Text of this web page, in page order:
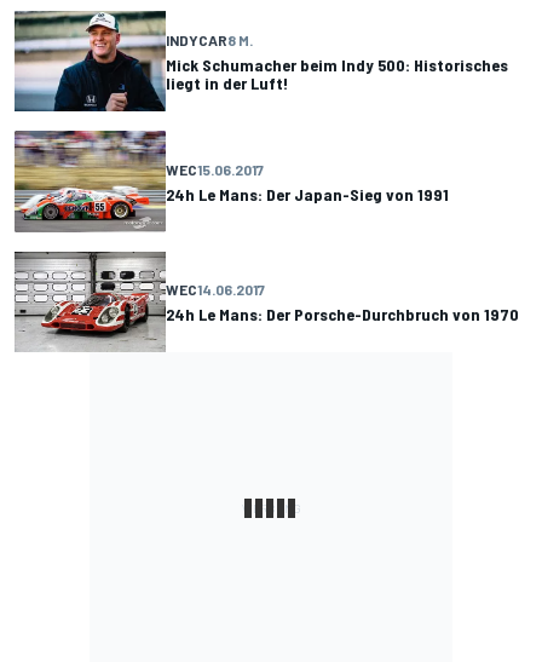
INDYCAR8 M.
Mick Schumacher beim Indy 500: Historisches
liegt in der Luft!
WEC15.06.2017
24h Le Mans: Der Japan-Sieg von 1991
WEC14.06.2017
24h Le Mans: Der Porsche-Durchbruch von 1970